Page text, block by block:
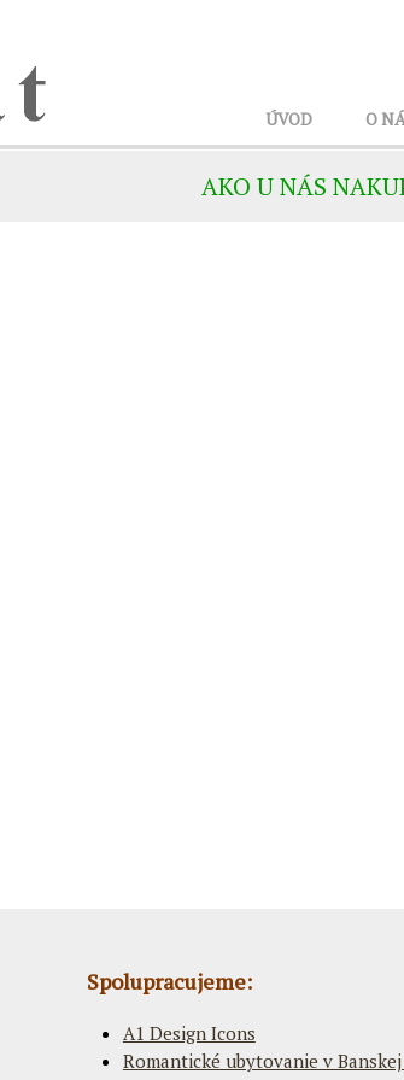
ÚVOD O
AKO U NÁS
Spolupracujeme:
A1 Design Icons
Romantické ubytovanie v